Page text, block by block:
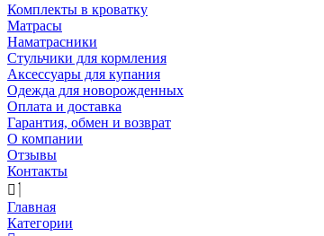
Комплекты в кроватку
Матрасы
Наматрасники
Стульчики для кормления
Аксессуары для купания
Одежда для новорожденных
Оплата и доставка
Гарантия, обмен и возврат
О компании
Отзывы
Контакты
Главная
Категории